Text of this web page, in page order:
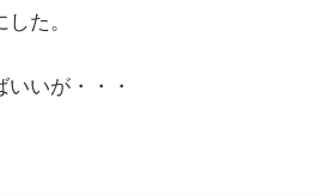
た。
いが・・・